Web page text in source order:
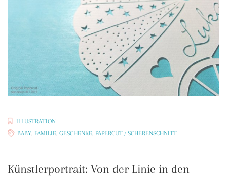
ILLUSTRATION
BABY, FAMILIE, GESCHENKE, PAPERCUT / SCHERENSCHNITT
Künstlerportrait: Von der Linie in den